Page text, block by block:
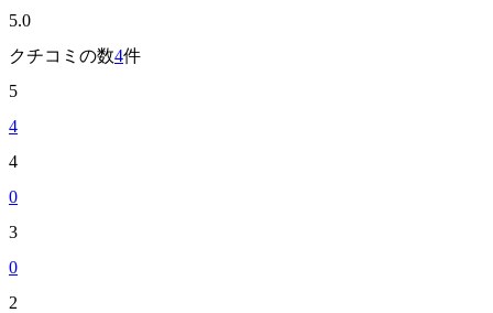
5.0
クチコミの数4件
5
4
4
0
3
0
2